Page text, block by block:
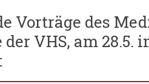
Vorträge des
VHS, am 28.5.